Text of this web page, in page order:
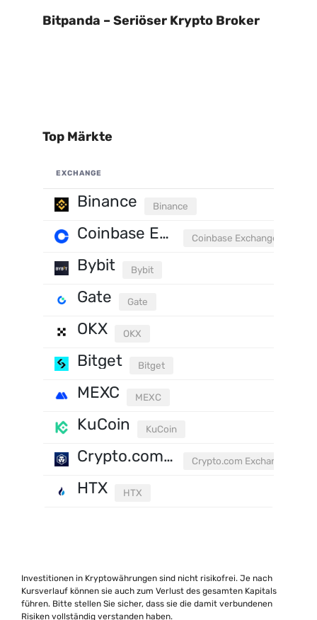
Bitpanda – Seriöser Krypto Broker
Top Märkte
EXCHANGE
Binance Binance
Coinbase Exchange Coinbase Exchange
Bybit Bybit
Gate Gate
OKX OKX
Bitget Bitget
MEXC MEXC
KuCoin KuCoin
Crypto.com Exchange Crypto.com Exchange
HTX HTX
Investitionen in Kryptowährungen sind nicht risikofrei. Je nach
Kursverlauf können sie auch zum Verlust des gesamten Kapitals
führen. Bitte stellen Sie sicher, dass sie die damit verbundenen
Risiken vollständig verstanden haben.